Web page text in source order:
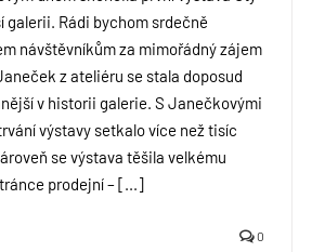
galerii. Rádi bychom srdečně
návštěvníkům za mimořádný zájem
z ateliéru se stala doposud
v historii galerie. S Janečkovými
výstavy setkalo více než tisíc
se výstava těšila velkému
prodejní – [...]
0